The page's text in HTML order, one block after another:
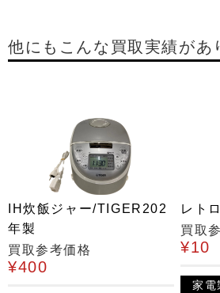
他にもこんな買取実績があ
IH炊飯ジャー/TIGER202
年製
買取参考価格
¥400
レト
買取
¥10
家電